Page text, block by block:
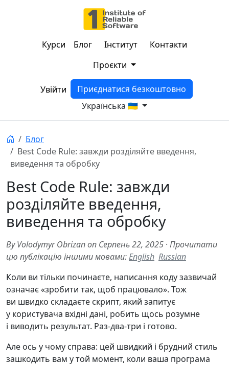
Курси Блог Інститут
Контакти
Проєкти
Увійти
Приєднатися безкоштовно
Українська 🇺🇦
Блог
Best Code Rule: завжди розділяйте введення,
виведення та обробку
Best Code Rule: завжди
розділяйте введення,
виведення та обробку
By Volodymyr Obrizan on Серпень 22, 2025 · Прочитати
цю публікацію іншими мовами:English Russian
Коли ви тільки починаєте, написання коду зазвичай
означає «зробити так, щоб працювало». Тож
ви швидко складаєте скрипт, який запитує
у користувача вхідні дані, робить щось розумне
і виводить результат. Раз-два-три і готово.
Але ось у чому справа: цей швидкий і брудний стиль
зашкодить вам у той момент, коли ваша програма